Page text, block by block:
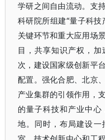
学研之间自由流动。支
科研院所组建“量子科
关键环节和重大应用场
目，共享知识产权，
次，建设国家级创新平
配置。强化合肥、北京
产业集群的引领作用，
的量子科技和产业中
地。同时，布局建设